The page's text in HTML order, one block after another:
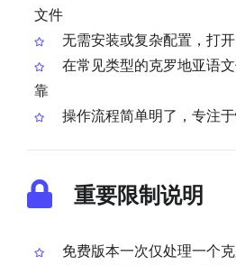
文件
无需安装或复杂配置，打
在常见类型的克罗地亚语
靠
操作流程简单明了，专注
重要限制说明
免费版本一次仅处理一个